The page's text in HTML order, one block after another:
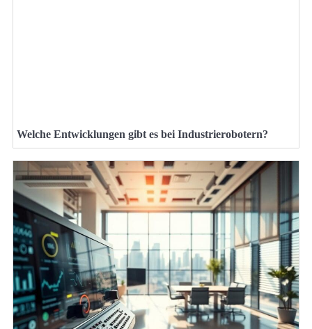
Welche Entwicklungen gibt es bei Industrierobotern?